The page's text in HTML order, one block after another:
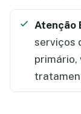
Atenção
serviços
primário,